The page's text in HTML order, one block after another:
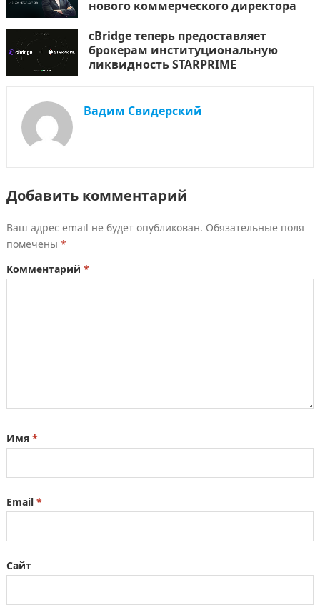
нового коммерческого директора
cBridge теперь предоставляет
брокерам институциональную
ликвидность STARPRIME
Вадим Свидерский
Добавить комментарий
Ваш адрес email не будет опубликован. Обязательные поля
помечены *
Комментарий *
Имя *
Email *
Сайт